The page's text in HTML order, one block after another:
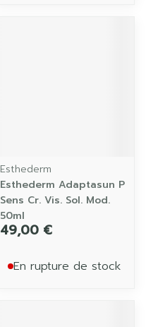
Esthederm
Esthederm Adaptasun P
Sens Cr. Vis. Sol. Mod.
50ml
49,00 €
En rupture de stock